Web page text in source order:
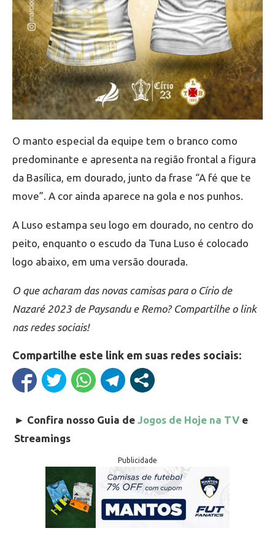
O manto especial da equipe tem o branco como
predominante e apresenta na região frontal a figura
da Basílica, em dourado, junto da frase “A fé que te
move”. A cor ainda aparece na gola e nos punhos.
A Luso estampa seu logo em dourado, no centro do
peito, enquanto o escudo da Tuna Luso é colocado
logo abaixo, em uma versão dourada.
O que acharam das novas camisas para o Círio de
Nazaré 2023 de Paysandu e Remo? Compartilhe o link
nas redes sociais!
Compartilhe este link em suas redes sociais:
► Confira nosso Guia de Jogos de Hoje na TV e
Streamings
Publicidade